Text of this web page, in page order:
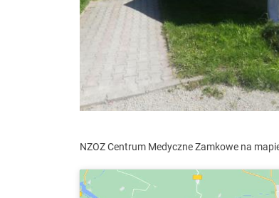
NZOZ Centrum Medyczne Zamkowe na